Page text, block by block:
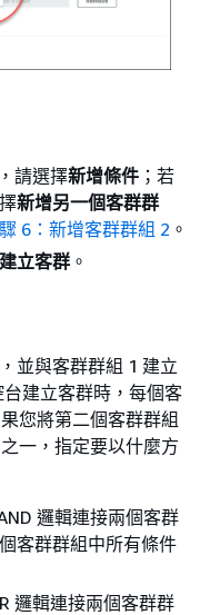
請選擇新增條件 ；若
新增另一個客群群
6：新增客群群組 2 。
建立客群 。
並與客群群組 1 建立
建立客群時，每個客
您將第二個客群群組
一，指定要以什麼方
邏輯連接兩個客群
客群群組中所有條件
邏輯連接兩個客群群